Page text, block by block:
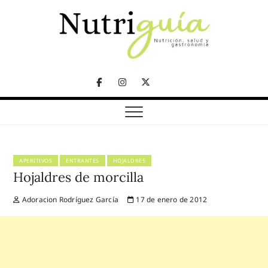
FacebookInstagram
Twitter
Telegram
Nutriguía (Desde
2002)
APERITIVOS ENTRANTES HOJALDRES
Hojaldres de morcilla
Adoracion Rodríguez García 17 de enero de 2012